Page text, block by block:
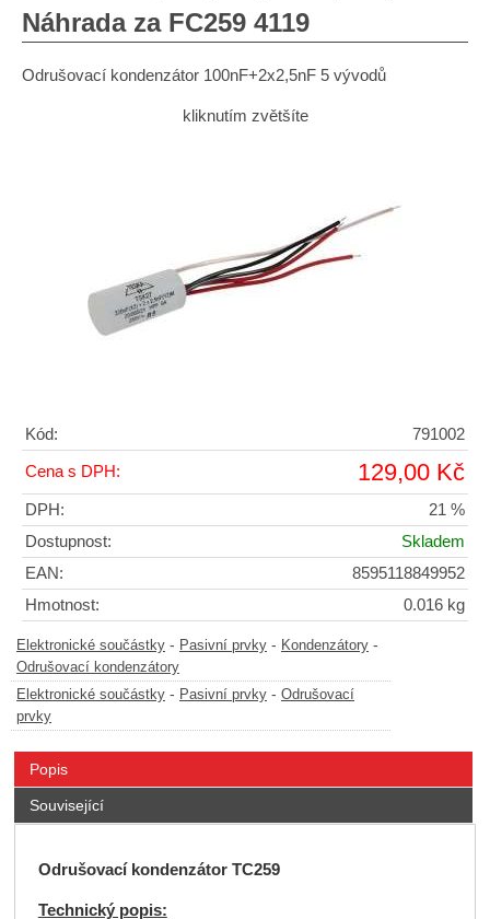
Náhrada za FC259 4119
Odrušovací kondenzátor 100nF+2x2,5nF 5 vývodů
kliknutím zvětšíte
Kód: 791002
Cena s DPH: 129,00 Kč
DPH:
21 %
Dostupnost:
Skladem
EAN:
8595118849952
Hmotnost:
0.016 kg
Elektronické součástky - Pasivní prvky - Kondenzátory -
Odrušovací kondenzátory
Elektronické součástky - Pasivní prvky - Odrušovací
prvky
Popis
Související
Odrušovací kondenzátor TC259
Technický popis: